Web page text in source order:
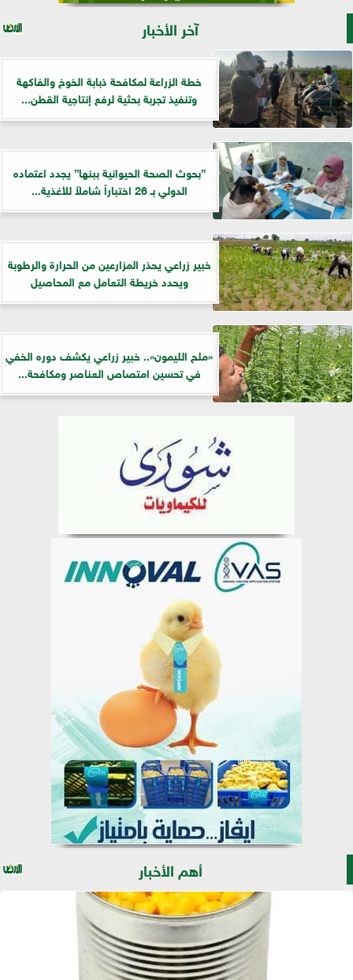
آخر الأخبار
خطة الزراعة لمكافحة ذبابة الخوخ والفاكهة
وتنفيذ تجربة بحثية لرفع إنتاجية القطن...
”بحوث الصحة الحيوانية ببنها” يجدد اعتماده
الدولي بـ 26 اختباراً شاملاً للأغذية...
خبير زراعي يحذر المزارعين من الحرارة والرطوبة
ويحدد خريطة التعامل مع المحاصيل
«ملح الليمون».. خبير زراعي يكشف دوره الخفي
في تحسين امتصاص العناصر ومكافحة...
أهم الأخبار